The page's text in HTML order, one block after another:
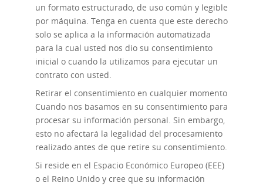
un formato estructurado, de uso común y legible
por máquina. Tenga en cuenta que este derecho
solo se aplica a la información automatizada
para la cual usted nos dio su consentimiento
inicial o cuando la utilizamos para ejecutar un
contrato con usted.
Retirar el consentimiento en cualquier momento
Cuando nos basamos en su consentimiento para
procesar su información personal. Sin embargo,
esto no afectará la legalidad del procesamiento
realizado antes de que retire su consentimiento.
Si reside en el Espacio Económico Europeo (EEE)
o el Reino Unido y cree que su información